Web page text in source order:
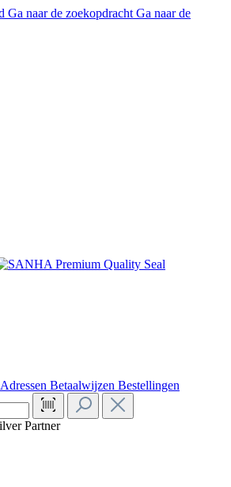
Ga naar de zoekopdracht Ga naar de
Adressen Betaalwijzen Bestellingen